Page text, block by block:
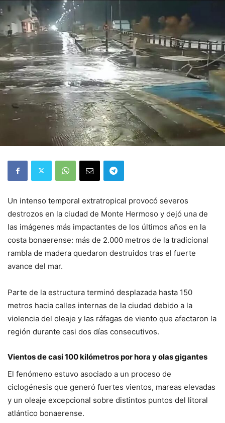
Un intenso temporal extratropical provocó severos
destrozos en la ciudad de Monte Hermoso y dejó una de
las imágenes más impactantes de los últimos años en la
costa bonaerense: más de 2.000 metros de la tradicional
rambla de madera quedaron destruidos tras el fuerte
avance del mar.
Parte de la estructura terminó desplazada hasta 150
metros hacia calles internas de la ciudad debido a la
violencia del oleaje y las ráfagas de viento que afectaron la
región durante casi dos días consecutivos.
Vientos de casi 100 kilómetros por hora y olas gigantes
El fenómeno estuvo asociado a un proceso de
ciclogénesis que generó fuertes vientos, mareas elevadas
y un oleaje excepcional sobre distintos puntos del litoral
atlántico bonaerense.